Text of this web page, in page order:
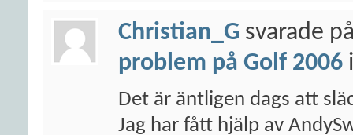
Christian_G svarade
problem på Golf 2006
Det är äntligen dags att
Jag har fått hjälp av